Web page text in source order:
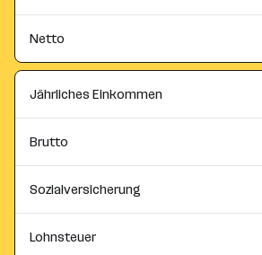
Netto
Jährliches Einkommen
Brutto
Sozialversicherung
Lohnsteuer